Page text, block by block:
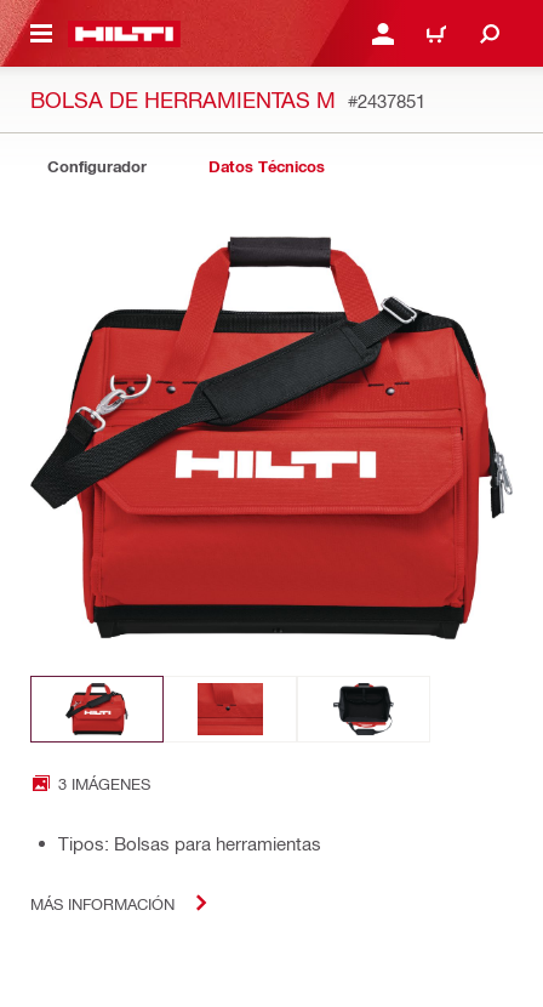
PRINCIPAL INICIE SESIÓN O
CARRITO
BOLSA DE HERRAMIENTAS M #2437851
Configurador Datos Técnicos
3 IMÁGENES
Tipos: Bolsas para herramientas
MÁS INFORMACIÓN